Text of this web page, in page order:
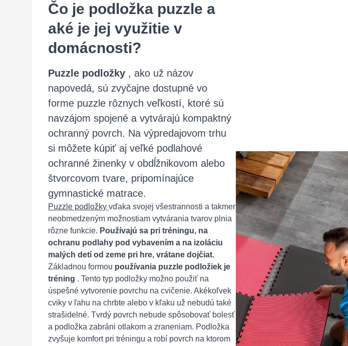
Čo je podložka puzzle a
aké je jej využitie v
domácnosti?
Puzzle podložky , ako už názov
napovedá, sú zvyčajne dostupné vo
forme puzzle rôznych veľkostí, ktoré sú
navzájom spojené a vytvárajú kompaktný
ochranný povrch. Na výpredajovom trhu
si môžete kúpiť aj veľké podlahové
ochranné žinenky v obdĺžnikovom alebo
štvorcovom tvare, pripomínajúce
gymnastické matrace.
Puzzle podložky vďaka svojej všestrannosti a takmer
neobmedzeným možnostiam vytvárania tvarov plnia
rôzne funkcie. Používajú sa pri tréningu, na
ochranu podlahy pod vybavením a na izoláciu
malých detí od zeme pri hre, vrátane dojčiat.
Základnou formou používania puzzle podložiek je
tréning . Tento typ podložky možno použiť na
úspešné vytvorenie povrchu na cvičenie. Akékoľvek
cviky v ľahu na chrbte alebo v kľaku už nebudú také
strašidelné. Tvrdý povrch nebude spôsobovať bolesť
a podložka zabráni otlakom a zraneniam. Podložka
zvyšuje komfort pri tréningu a robí povrch na ktorom